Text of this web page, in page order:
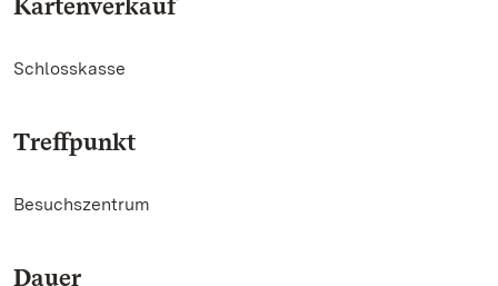
Schlosskasse
Treffpunkt
Besuchszentrum
Dauer